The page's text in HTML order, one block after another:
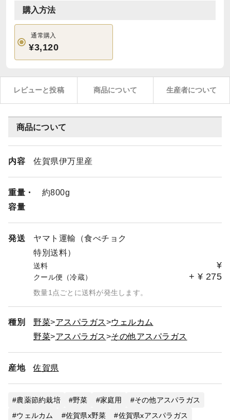
購入方法
通常購入
¥3,120
レビューと投稿 商品について 生産者について
商品について
内容 佐賀県伊万里産
重量・
容量
約800g
発送
ヤマト運輸（食べチョク
特別送料）
送料 ¥
クール便（冷蔵） + ¥ 275
数量1点ごとに送料が発生します。
種別 野菜 アスパラガス
ウェルカム
野菜
アスパラガス その他アスパラガス
産地 佐賀県
農薬節約栽培 野菜 家庭用
その他アスパラガス
ウェルカム
佐賀県x野菜
佐賀県xアスパラガス